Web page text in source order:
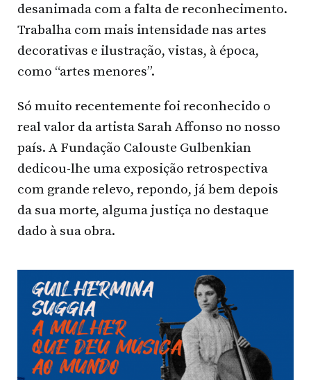
desanimada com a falta de reconhecimento.
Trabalha com mais intensidade nas artes
decorativas e ilustração, vistas, à época,
como “artes menores”.
Só muito recentemente foi reconhecido o
real valor da artista Sarah Affonso no nosso
país. A Fundação Calouste Gulbenkian
dedicou-lhe uma exposição retrospectiva
com grande relevo, repondo, já bem depois
da sua morte, alguma justiça no destaque
dado à sua obra.